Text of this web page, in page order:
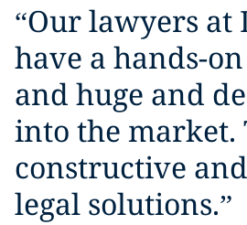
“Our lawyers at
have a hands-
and huge and
into the market.
constructive
legal solutions.”